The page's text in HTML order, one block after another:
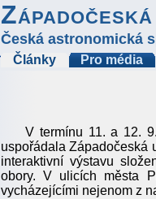
Česká astronomická
Články Pro média
V termínu 11. a 12.
uspořádala Západočeská
interaktivní výstavu
obory. V ulicích města
vycházejícími nejenom z